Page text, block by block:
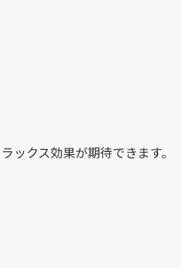
ックス効果が期待できます。